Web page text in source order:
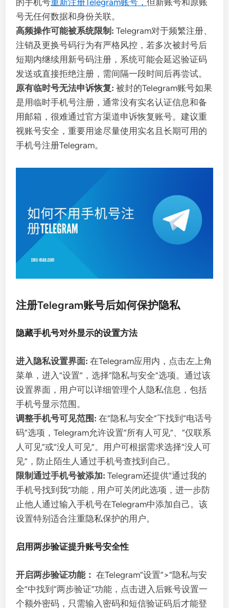
号无任何数据和身份关联。
高频操作可能被系统限制: Telegram对于频繁注册、
注销及更换号码行为有严格风控，若多次被封号后
短期内继续用新号码注册，系统可能会延迟验证码
发送或直接拒绝注册，需间隔一段时间后再尝试。
原有临时号无法申诉恢复: 被封的Telegram账号如果
是用临时手机号注册，通常没有实名认证信息和备
用邮箱，很难通过官方渠道申诉恢复账号。建议重
视账号安全，重要用途尽量使用实名且长期可用的
手机号注册Telegram。
注册Telegram账号后如何保护隐私
隐藏手机号对外显示的设置方法
进入隐私设置界面: 在Telegram应用内，点击左上角
菜单，进入“设置”，选择“隐私与安全”选项。通过该
设置界面，用户可以详细管理个人隐私信息，包括
手机号显示范围。
调整手机号可见范围: 在“隐私与安全”下找到“电话号
码”选项，Telegram允许设置“所有人可见”、“仅联系
人可见”或“没人可见”。用户可根据需求选择“没人可
见”，防止陌生人通过手机号查找到自己。
限制通过手机号被添加: Telegram还提供“通过我的
手机号找到我”功能，用户可关闭此选项，进一步防
止他人通过输入手机号在Telegram中添加自己。该
设置特别适合注重隐私保护的用户。
启用两步验证提升账号安全性
开启两步验证功能： 在Telegram“设置”>“隐私与安
全”中找到“两步验证”功能，点击进入后账号设置一
个额外密码，只需输入密码和短信验证码后才能登